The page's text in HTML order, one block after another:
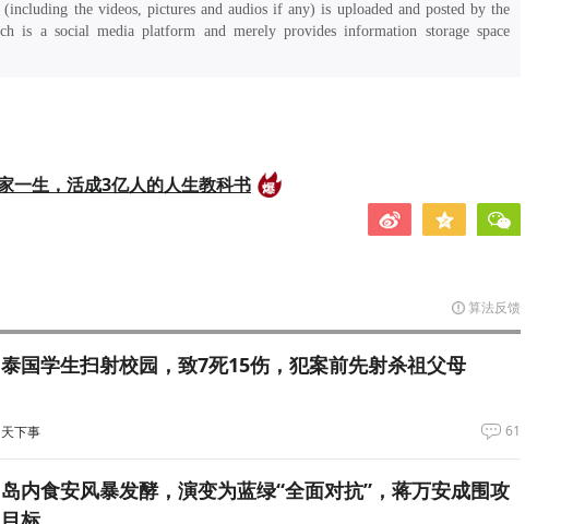
the videos, pictures and audios if any) is uploaded and posted by the
is a social media platform and merely provides information storage space
一生，活成3亿人的人生教科书
算法反馈
泰国学生扫射校园，致7死15伤，犯案前先射杀祖父母
天下事 61
岛内食安风暴发酵，演变为蓝绿“全面对抗”，蒋万安成围攻